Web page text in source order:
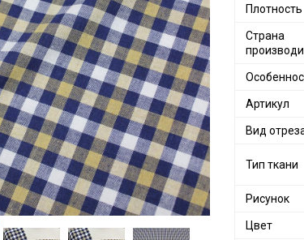
Плотность
Страна
Артикул
Вид
Тип ткани
Рисунок
Цвет